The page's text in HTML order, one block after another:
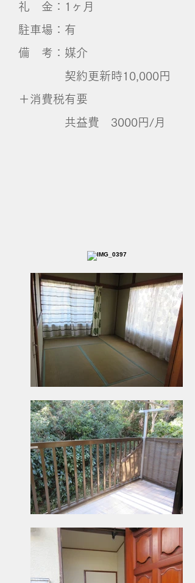
礼 金：1ヶ月
​駐車場：有
備 考：媒介
契約更新時10,000円
＋消費税有要
​ 共益費 3000円/月